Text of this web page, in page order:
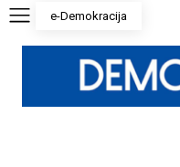
e-Demokracija